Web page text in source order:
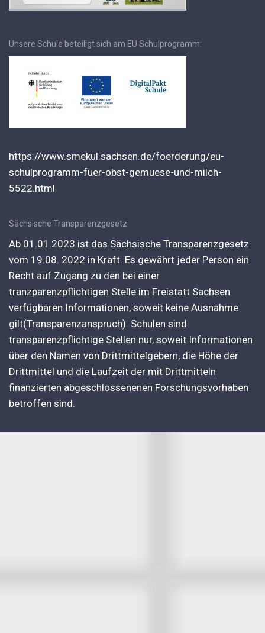
Unsere Schule beteiligt sich am EU Schulprogramm:
https://www.smekul.sachsen.de/foerderung/eu-
schulprogramm-fuer-obst-gemuese-und-milch-
5522.html
Sächsische Transparenzgesetz
Ab 01.01.2023 ist das Sächsische Transparenzgesetz
vom 19.08. 2022 in Kraft. Es gewährt jeder Person ein
Recht auf Zugang zu den bei einer
tranzparenzpflichtigen Stelle im Freistatt Sachsen
verfügbaren Informationen, soweit keine Ausnahme
gilt(Transparenzanspruch). Schulen sind
transparenzpflichtige Stellen nur, soweit Informationen
über den Namen von Drittmittelgebern, die Höhe der
Drittmittel und die Laufzeit der mit Drittmitteln
finanzierten abgeschlossenenen Forschungsvorhaben
betroffen sind.